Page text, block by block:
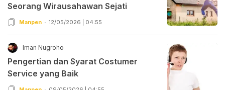
Seorang Wirausahawan Sejati
Manpen 12/05/2026 | 04:55
Iman Nugroho
Pengertian dan Syarat Costumer
Service yang Baik